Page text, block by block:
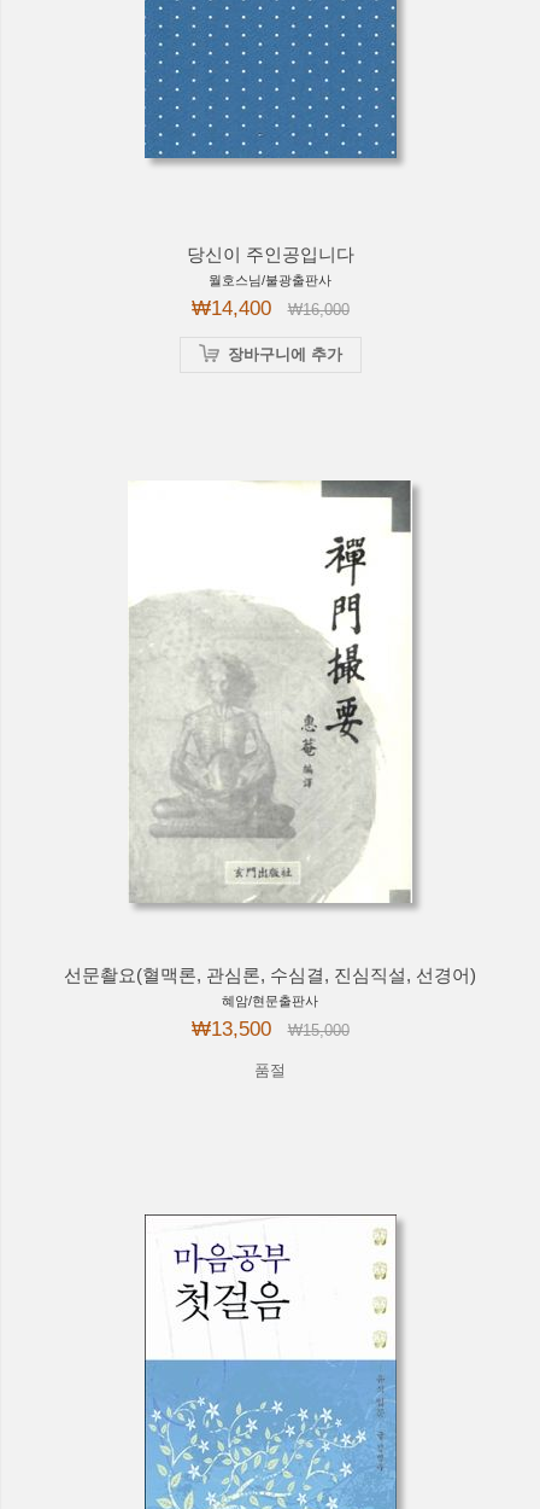
당신이 주인공입니다
월호스님/불광출판사
₩14,400 ₩16,000
장바구니에 추가
선문촬요(혈맥론, 관심론, 수심결, 진심직설, 선경어)
혜암/현문출판사
₩13,500 ₩15,000
품절